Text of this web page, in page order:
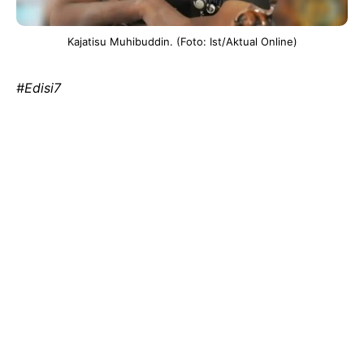
Kajatisu Muhibuddin. (Foto: Ist/Aktual Online)
#Edisi7